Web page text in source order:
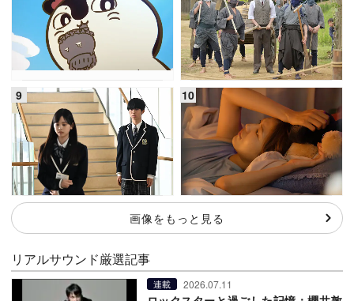
画像をもっと見る
リアルサウンド厳選記事
連載 2026.07.11